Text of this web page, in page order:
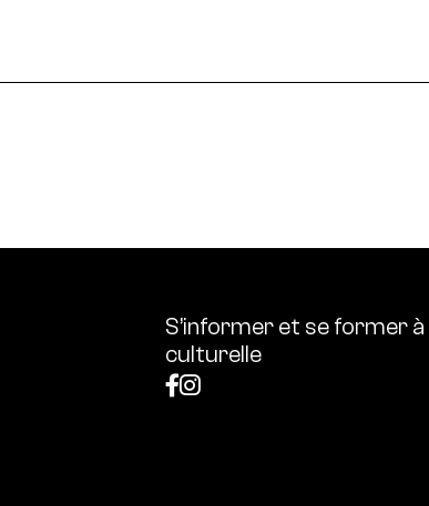
S’informer et se former à
culturelle